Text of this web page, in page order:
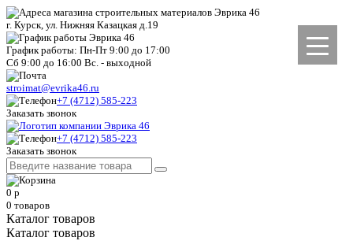
г. Курск, ул. Нижняя Казацкая д.19
График работы: Пн-Пт 9:00 до 17:00
Сб 9:00 до 16:00 Вс. - выходной
stroimat@evrika46.ru
+7 (4712) 585-223
Заказать звонок
+7 (4712) 585-223
Заказать звонок
0 р
0 товаров
Каталог товаров
Каталог товаров